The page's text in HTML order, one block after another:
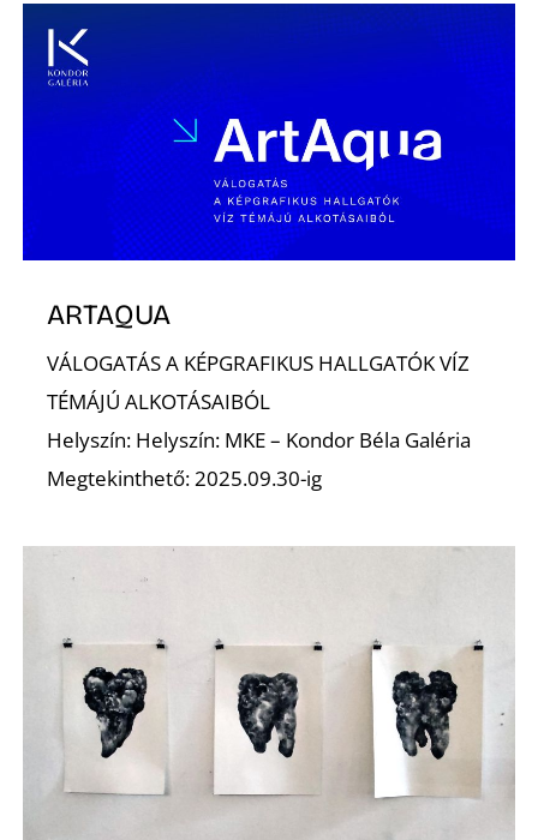
ARTAQUA
VÁLOGATÁS A KÉPGRAFIKUS HALLGATÓK VÍZ
TÉMÁJÚ ALKOTÁSAIBÓL
Helyszín: Helyszín: MKE – Kondor Béla Galéria
Megtekinthető: 2025.09.30-ig